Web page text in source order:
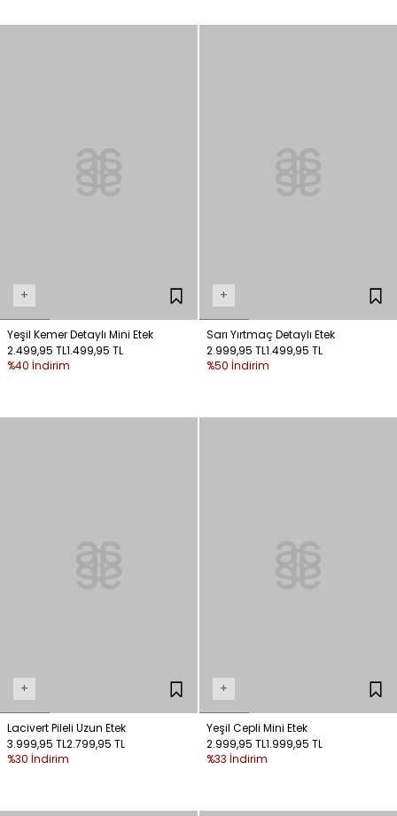
+
Yeşil Kemer Detaylı Mini Etek
2.499,95 TL1.499,95 TL
%40 İndirim
+
Sarı Yırtmaç Detaylı Etek
2.999,95 TL1.499,95 TL
%50 İndirim
+
Lacivert Pileli Uzun Etek
3.999,95 TL2.799,95 TL
%30 İndirim
+
Yeşil Cepli Mini Etek
2.999,95 TL1.999,95 TL
%33 İndirim